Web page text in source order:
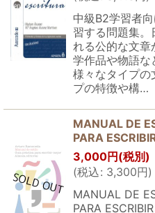
中級B2学習者
習する問題集
れる公的な文章
学作品や物語な
様々なタイプの
プの特徴や構…
MANUAL DE
PARA
3,000円 (税別)
(税込: 3,300円)
MANUAL DE
PARA